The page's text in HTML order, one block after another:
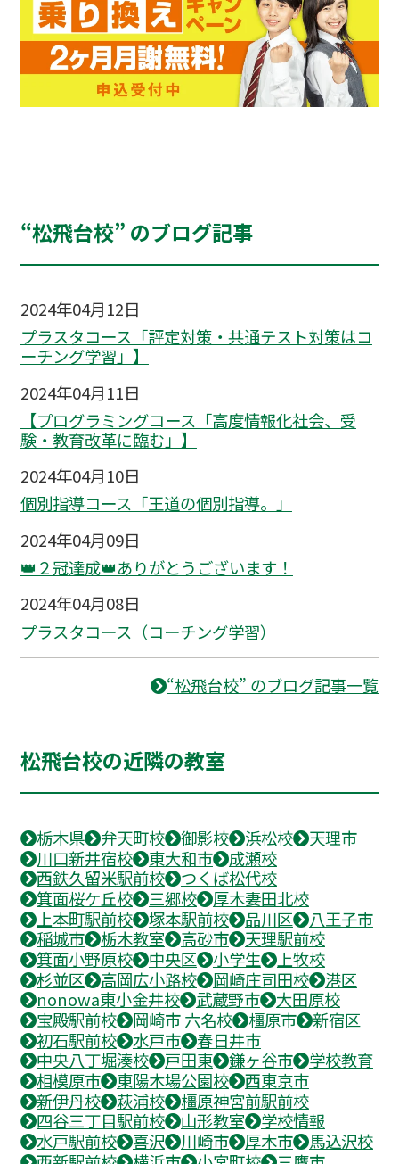
“松飛台校” のブログ記事
2024年04月12日
プラスタコース「評定対策・共通テスト対策はコ
ーチング学習」】
2024年04月11日
【プログラミングコース「高度情報化社会、受
験・教育改革に臨む」】
2024年04月10日
個別指導コース「王道の個別指導。」
2024年04月09日
👑２冠達成👑ありがとうございます！
2024年04月08日
プラスタコース（コーチング学習）
“松飛台校” のブログ記事一覧
松飛台校の近隣の教室
栃木県 弁天町校 御影校 浜松校
天理市
川口新井宿校
東大和市
成瀬校
西鉄久留米駅前校
つくば松代校
箕面桜ケ丘校
三郷校
厚木妻田北校
上本町駅前校
塚本駅前校 品川区
八王子市
稲城市
栃木教室 高砂市
天理駅前校
箕面小野原校
中央区 小学生
上牧校
杉並区
高岡広小路校 岡崎庄司田校
港区
nonowa東小金井校
武蔵野市
大田原校
宝殿駅前校
岡崎市 六名校 橿原市
新宿区
初石駅前校
水戸市
春日井市
中央八丁堀湊校
戸田東 鎌ヶ谷市
学校教育
相模原市
東陽木場公園校
西東京市
新伊丹校
萩浦校
橿原神宮前駅前校
四谷三丁目駅前校
山形教室
学校情報
水戸駅前校
喜沢 川崎市 厚木市
馬込沢校